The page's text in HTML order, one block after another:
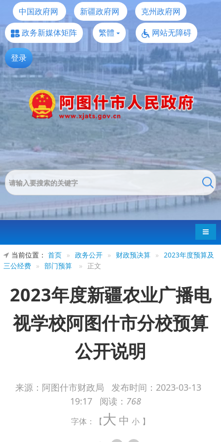
中国政府网 新疆政府网
克州政府网
政务新媒体矩阵
繁體 网站无障碍
登录
导航
当前位置： 首页 » 政务公开 » 财政预决算 »
2023年度预算及
三公经费 » 部门预算 » 正文
2023年度新疆农业广播电
视学校阿图什市分校预算
公开说明
来源：阿图什市财政局 发布时间： 2023-03-13
19:17
阅读： 768
字体：【大 中 小 】